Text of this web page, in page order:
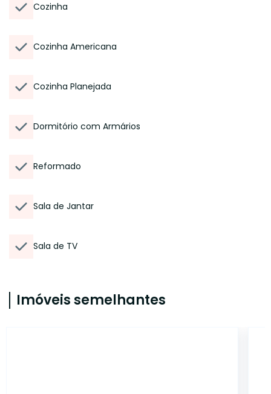
Cozinha
Cozinha Americana
Cozinha Planejada
Dormitório com Armários
Reformado
Sala de Jantar
Sala de TV
Imóveis semelhantes